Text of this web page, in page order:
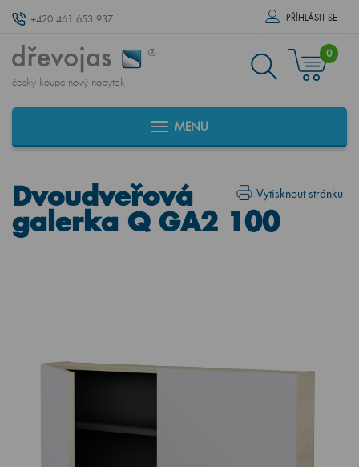
+420 461 653 937 PŘÍHLÁSIT SE
český koupelnový nábytek
0
MENU
Vytisknout stránku
Dvoudveřová
galerka Q GA2 100